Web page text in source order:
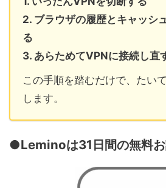
2. ブラウザの履歴とキャッシ
る
3. あらためてVPNに接続し直
この手順を踏むだけで、たい
します。
●Leminoは31日間の無料お